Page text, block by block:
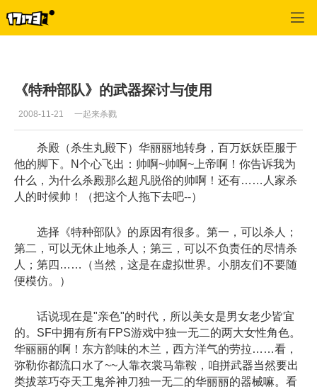
《特种部队》的武器探讨与使用
2008-11-21 一起来杀戮
杀殿（杀生丸殿下）华丽丽地转身，百万妖妖臣服于
他的脚下。N个心飞出：帅啊~帅啊~上帝啊！你告诉我为
什么，为什么杀殿那么超凡脱俗的帅啊！还有……人家杀
人的时候帅！（把这个人拖下去吧--）
选择《特种部队》的原因有很多。第一，可以杀人；
第二，可以无休止地杀人；第三，可以不负责任的尽情杀
人；第四……（当然，这是在虚拟世界。小朋友们不要随
便模仿。）
话说现在是"亲色"的时代，所以美女是男女老少皆宜
的。SF中拥有所有FPS游戏中独一无二的两大女性角色。
华丽丽的啊！东方韵味的木兰，西方洋气的劳拉……看，
弥勒你都流口水了~~人靠衣裳马靠鞍，咱拼武器当然要出
类拔萃巧夺天工鬼斧神刀独一无二的华丽丽的器械嘛。看